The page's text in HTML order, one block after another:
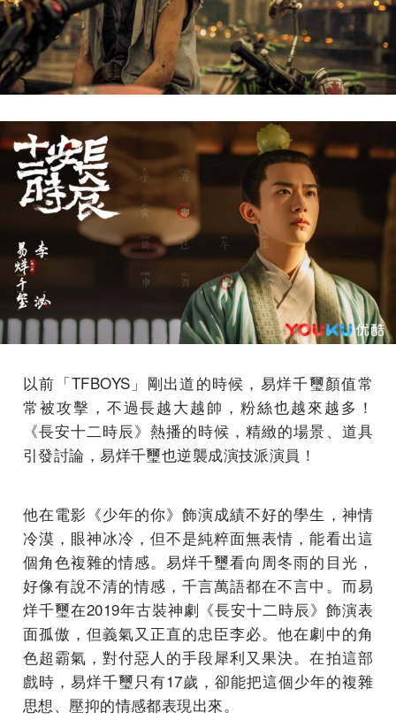
以前「TFBOYS」剛出道的時候，易烊千璽顏值常
常被攻擊，不過長越大越帥，粉絲也越來越多！
《長安十二時辰》熱播的時候，精緻的場景、道具
引發討論，易烊千璽也逆襲成演技派演員！
他在電影《少年的你》飾演成績不好的學生，神情
冷漠，眼神冰冷，但不是純粹面無表情，能看出這
個角色複雜的情感。易烊千璽看向周冬雨的目光，
好像有說不清的情感，千言萬語都在不言中。而易
烊千璽在2019年古裝神劇《長安十二時辰》飾演表
面孤傲，但義氣又正直的忠臣李必。他在劇中的角
色超霸氣，對付惡人的手段犀利又果決。在拍這部
戲時，易烊千璽只有17歲，卻能把這個少年的複雜
思想、壓抑的情感都表現出來。